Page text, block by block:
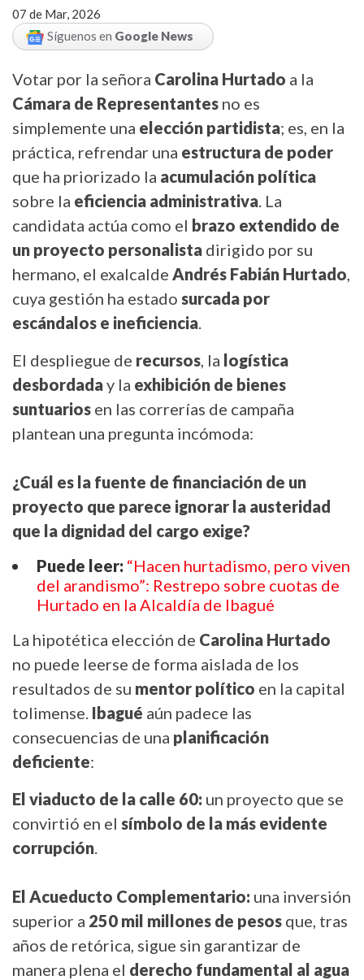
07 de Mar, 2026
Síguenos en Google News
Votar por la señora Carolina Hurtado a la
Cámara de Representantes no es
simplemente una elección partidista; es, en la
práctica, refrendar una estructura de poder
que ha priorizado la acumulación política
sobre la eficiencia administrativa. La
candidata actúa como el brazo extendido de
un proyecto personalista dirigido por su
hermano, el exalcalde Andrés Fabián Hurtado,
cuya gestión ha estado surcada por
escándalos e ineficiencia.
El despliegue de recursos, la logística
desbordaday la exhibición de bienes
suntuarios en las correrías de campaña
plantean una pregunta incómoda:
¿Cuál es la fuente de financiación de un
proyecto que parece ignorar la austeridad
que la dignidad del cargo exige?
Puede leer: “Hacen hurtadismo, pero viven
del arandismo”: Restrepo sobre cuotas de
Hurtado en la Alcaldía de Ibagué
La hipotética elección de Carolina Hurtado
no puede leerse de forma aislada de los
resultados de su mentor político en la capital
tolimense. Ibagué aún padece las
consecuencias de una planificación
deficiente:
El viaducto de la calle 60: un proyecto que se
convirtió en el símbolo de la más evidente
corrupción.
El Acueducto Complementario: una inversión
superior a 250 mil millones de pesos que, tras
años de retórica, sigue sin garantizar de
manera plena el derecho fundamental al agua